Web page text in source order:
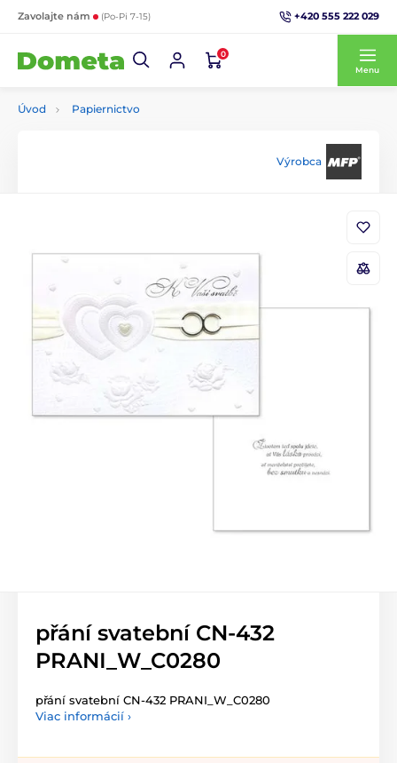
Zavolajte nám (Po-Pi 7-15) +420 555 222 029
0
Menu
Úvod Papiernictvo
Výrobca
přání svatební CN-432
PRANI_W_C0280
přání svatební CN-432 PRANI_W_C0280
Viac informácií ›